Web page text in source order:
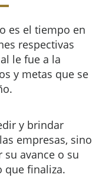
es el tiempo en
respectivas
le fue a la
y metas que se
y brindar
empresas, sino
su avance o su
que finaliza.